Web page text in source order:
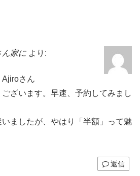
ん家に より:
Ajiroさん
ざいます。早速、予約してみまし
ましたが、やはり「半額」って魅
返信